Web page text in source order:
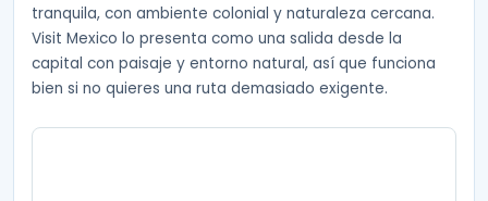
tranquila, con ambiente colonial y naturaleza cercana.
Visit Mexico lo presenta como una salida desde la
capital con paisaje y entorno natural, así que funciona
bien si no quieres una ruta demasiado exigente.